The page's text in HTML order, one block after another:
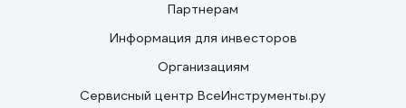
Партнерам
Информация для инвесторов
Организациям
Сервисный центр ВсеИнструменты.ру